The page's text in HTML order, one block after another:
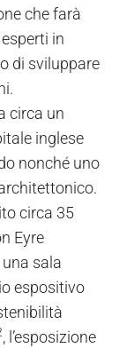
che farà
in
di sviluppare
circa un
inglese
nonché uno
circa 35
Eyre
sala
espositivo
, l’esposizione